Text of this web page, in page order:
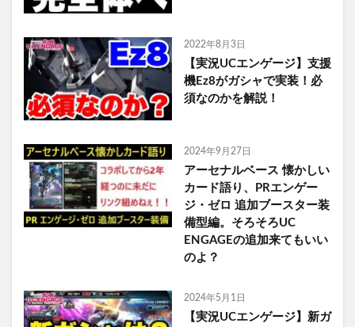
2022年8月3日
【実況UCエンゲージ】支援
機Ez8がガシャで実装！必
須なのかを解説！
2024年9月27日
アーセナルベース 懐かしい
カード語り、PRエンゲー
ジ・ゼロ 追加ブースター装
備型編。そろそろUC
ENGAGEの追加来てもいい
のよ？
2024年5月1日
【実況UCエンゲージ】新ガ